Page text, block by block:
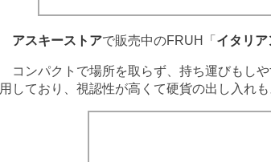
アスキーストアで販売中のFRUH「 イタリ
コンパクトで場所を取らず、持ち運びもし
用しており、視認性が高くて硬貨の出し入れ